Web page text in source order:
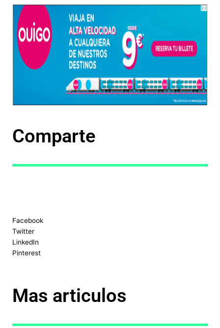
Comparte
Facebook
Twitter
LinkedIn
Pinterest
Mas articulos